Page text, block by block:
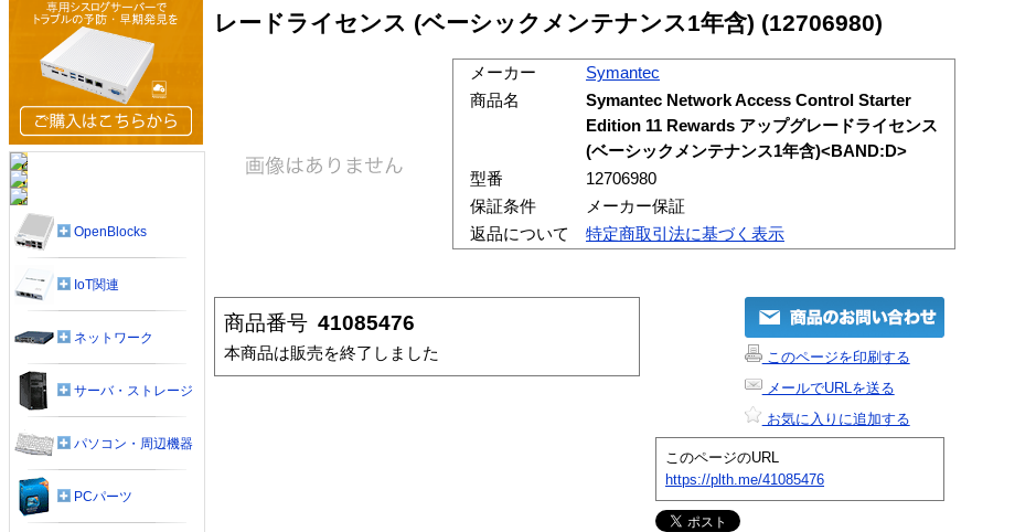
レードライセンス (ベーシックメンテナンス1年含) (12706980)
メーカー
Symantec
商品名
Symantec Network Access Control Starter
Edition 11 Rewards アップグレードライセンス
(ベーシックメンテナンス1年含)<BAND:D>
型番
12706980
保証条件
メーカー保証
返品について
特定商取引法に基づく表示
商品番号 41085476
本商品は販売を終了しました
このページを印刷する
メールでURLを送る
お気に入りに追加する
このページのURL
https://plth.me/41085476
OpenBlocks
IoT関連
ネットワーク
サーバ・ストレージ
パソコン・周辺機器
PCパーツ